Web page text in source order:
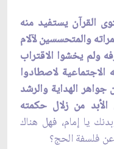
القرآن يستفيد منه
والمتحسسين لآلام
ولم يخشوا الاقتراب
لاصطادوا
الهداية والرشد
الأبد من زلال حكمته
يا إمام، فهل هناك
فلسفة الحج؟